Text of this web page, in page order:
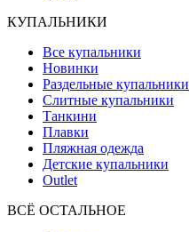
КУПАЛЬНИКИ
Все купальники
Новинки
Раздельные купальники
Слитные купальники
Танкини
Плавки
Пляжная одежда
Детские купальники
Outlet
ВCЁ ОСТАЛЬНОЕ